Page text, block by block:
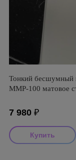
Тонкий бесшумный
ММР-100 матовое
7 980 ₽